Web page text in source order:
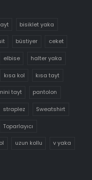
bisiklet yaka
büstiyer ceket
elbise halter yaka
kısa kol kısa tayt
tayt pantolon
straplez Sweatshirt
Toparlayıcı
uzun kollu v yaka